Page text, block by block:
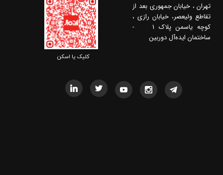
تهران ، خیابان جمهوری بعد از
تقاطع ولیعصر، خیابان رازی ،
کوچه یاسمن پلاک 1 -
ساختمان ایده‌آل دوربین
​​کلیک یا اسکن